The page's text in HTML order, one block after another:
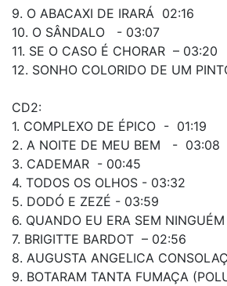
9. O ABACAXI DE IRARÁ 02:16
10. O SÂNDALO - 03:07
11. SE O CASO É CHORAR – 03:20
12. SONHO COLORIDO DE UM
CD2:
1. COMPLEXO DE ÉPICO - 01:19
2. A NOITE DE MEU BEM - 03:08
3. CADEMAR - 00:45
4. TODOS OS OLHOS - 03:32
5. DODÓ E ZEZÉ - 03:59
6. QUANDO EU ERA SEM
7. BRIGITTE BARDOT – 02:56
8. AUGUSTA ANGELICA
9. BOTARAM TANTA FUMAÇA